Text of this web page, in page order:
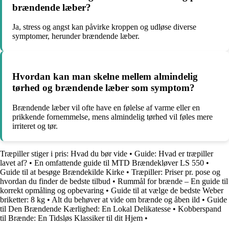
brændende læber?
Ja, stress og angst kan påvirke kroppen og udløse diverse
symptomer, herunder brændende læber.
Hvordan kan man skelne mellem almindelig
tørhed og brændende læber som symptom?
Brændende læber vil ofte have en følelse af varme eller en
prikkende fornemmelse, mens almindelig tørhed vil føles mere
irriteret og tør.
Træpiller stiger i pris: Hvad du bør vide • Guide: Hvad er træpiller
lavet af? • En omfattende guide til MTD Brændekløver LS 550 •
Guide til at besøge Brændekilde Kirke • Træpiller: Priser pr. pose og
hvordan du finder de bedste tilbud • Rummål for brænde – En guide til
korrekt opmåling og opbevaring • Guide til at vælge de bedste Weber
briketter: 8 kg • Alt du behøver at vide om brænde og åben ild • Guide
til Den Brændende Kærlighed: En Lokal Delikatesse • Kobberspand
til Brænde: En Tidsløs Klassiker til dit Hjem •